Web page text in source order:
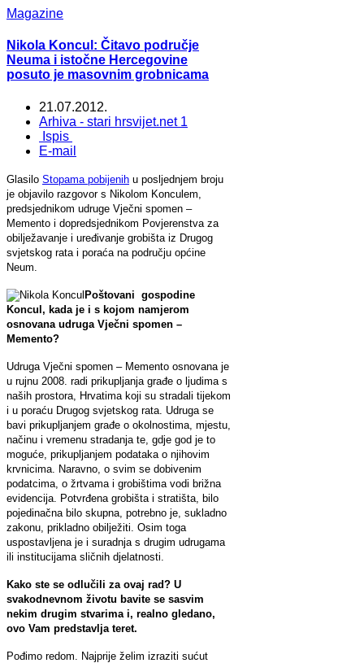
Magazine
Nikola Koncul: Čitavo područje
Neuma i istočne Hercegovine
posuto je masovnim grobnicama
21.07.2012.
Arhiva - stari hrsvijet.net 1
Ispis
E-mail
Glasilo Stopama pobijenih u posljednjem broju
je objavilo razgovor s Nikolom Konculem,
predsjednikom udruge Vječni spomen –
Memento i dopredsjednikom Povjerenstva za
obilježavanje i uređivanje grobišta iz Drugog
svjetskog rata i poraća na području općine
Neum.
Poštovani gospodine
Koncul, kada je i s kojom namjerom
osnovana udruga Vječni spomen –
Memento?
Udruga Vječni spomen – Memento osnovana je
u rujnu 2008. radi prikupljanja građe o ljudima s
naših prostora, Hrvatima koji su stradali tijekom
i u poraću Drugog svjetskog rata. Udruga se
bavi prikupljanjem građe o okolnostima, mjestu,
načinu i vremenu stradanja te, gdje god je to
moguće, prikupljanjem podataka o njihovim
krvnicima. Naravno, o svim se dobivenim
podatcima, o žrtvama i grobištima vodi brižna
evidencija. Potvrđena grobišta i stratišta, bilo
pojedinačna bilo skupna, potrebno je, sukladno
zakonu, prikladno obilježiti. Osim toga
uspostavljena je i suradnja s drugim udrugama
ili institucijama sličnih djelatnosti.
Kako ste se odlučili za ovaj rad? U
svakodnevnom životu bavite se sasvim
nekim drugim stvarima i, realno gledano,
ovo Vam predstavlja teret.
Pođimo redom. Najprije želim izraziti sućut